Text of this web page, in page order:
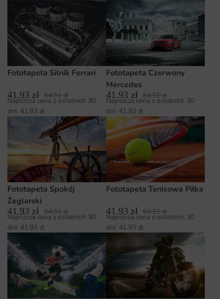
Fototapeta Silnik Ferrari
41.93 zł 64.51zł
Najniższa cena z ostatnich 30
dni: 41.93 zł
Fototapeta Czerwony
Mercedes
41.93 zł 64.51zł
Najniższa cena z ostatnich 30
dni: 41.93 zł
Fototapeta Spokój
Żeglarski
41.93 zł 64.51zł
Najniższa cena z ostatnich 30
dni: 41.93 zł
Fototapeta Tenisowa Piłka
41.93 zł 64.51zł
Najniższa cena z ostatnich 30
dni: 41.93 zł